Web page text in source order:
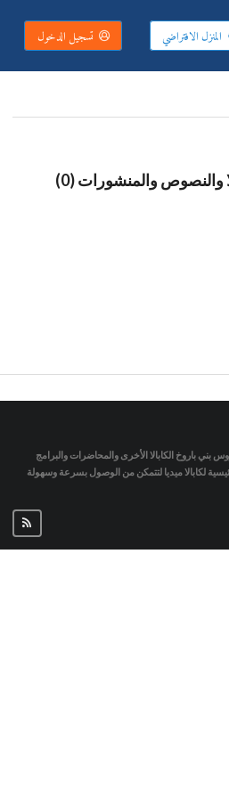
المنزل الافتراضي تسجيل الدخول
والنصوص والمنشورات (0)
بني باروخ الكابالا الأخرى والمحاضرات والبرامج
لكابالا ميديا لتتمكن من الوصول بسرعة وسهولة